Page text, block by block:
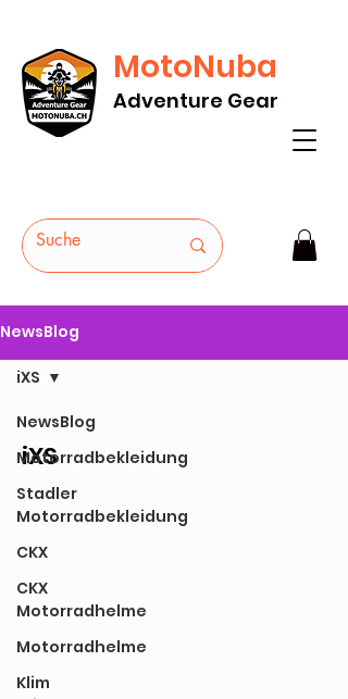
GRATIS VERSAND AB Fr. 200* - HEUTE
BESTELLEN
MotoNuba
Adventure Gear
NewsBlog
NewsBlog
Motorradbekleidung
Stadler
Motorradbekleidung
CKX
CKX
Motorradhelme
Motorradhelme
Klim
iXS
iXS